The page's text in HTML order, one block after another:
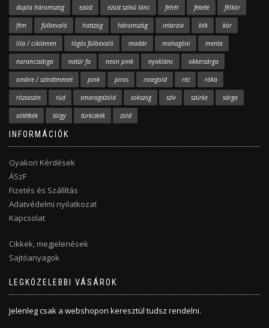
dupla háromszög ezüst ezüst színű lánc fehér fekete félkör
fém fülbevaló hatszög háromszög intarzia kék kör
lila / ciklámen lógós fülbevaló madár mahagóni menta
narancssárga natúr fa neon pink nyaklánc okkersárga
ombre / színátmenet pink piros rosegold réz róka
rózsaszín rúd smaragdzöld sokszög szív szürke sárga
sötétkék tölgy türkizkék zöld
INFORMÁCIÓK
Gyakori Kérdések
ÁSzF
Fizetés és Szállítás
Adatvédelmi nyilatkozat
Kapcsolat
Cikkek, megjelenések
Sajtóanyagok
LEGKÖZELEBBI VÁSÁROK
Jelenleg csak a webshopon keresztül tudsz rendelni.